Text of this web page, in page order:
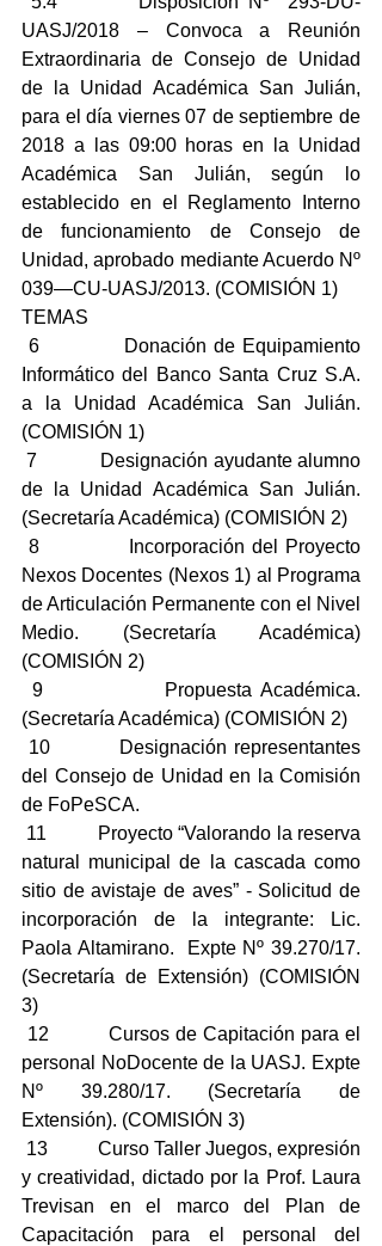
UASJ/2018 – Convoca a Reunión
Extraordinaria de Consejo de Unidad
de la Unidad Académica San Julián,
para el día viernes 07 de septiembre de
2018 a las 09:00 horas en la Unidad
Académica San Julián, según lo
establecido en el Reglamento Interno
de funcionamiento de Consejo de
Unidad, aprobado mediante Acuerdo Nº
039—CU-UASJ/2013. (COMISIÓN 1)
TEMAS
Informático del Banco Santa Cruz S.A.
a la Unidad Académica San Julián.
(COMISIÓN 1)
7            Designación ayudante alumno
de la Unidad Académica San Julián.
(Secretaría Académica) (COMISIÓN 2)
8            Incorporación del Proyecto
Nexos Docentes (Nexos 1) al Programa
de Articulación Permanente con el Nivel
Medio. (Secretaría Académica)
(COMISIÓN 2)
(Secretaría Académica) (COMISIÓN 2)
del Consejo de Unidad en la Comisión
de FoPeSCA.
natural municipal de la cascada como
sitio de avistaje de aves” - Solicitud de
incorporación de la integrante: Lic.
Paola Altamirano.  Expte Nº 39.270/17.
(Secretaría de Extensión) (COMISIÓN
3)
personal NoDocente de la UASJ. Expte
Nº 39.280/17. (Secretaría de
Extensión). (COMISIÓN 3)
y creatividad, dictado por la Prof. Laura
Trevisan en el marco del Plan de
Capacitación para el personal del